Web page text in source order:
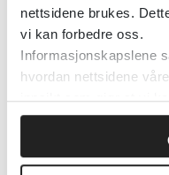
nettsidene brukes.
vi kan forbedre oss.
Informasjonskapslene
hvordan nettsidene
innsikt som gjør at vi
belastning.
Først publisert:
psykiske helse,
Barn og